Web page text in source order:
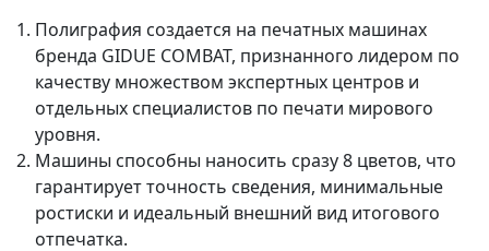
Полиграфия создается на печатных машинах
бренда GIDUE COMBAT, признанного лидером по
качеству множеством экспертных центров и
отдельных специалистов по печати мирового
уровня.
Машины способны наносить сразу 8 цветов, что
гарантирует точность сведения, минимальные
ростиски и идеальный внешний вид итогового
отпечатка.